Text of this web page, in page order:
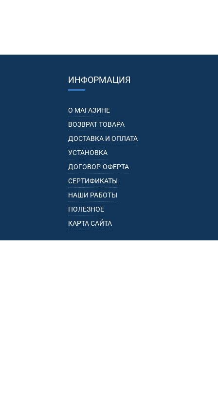
ИНФОРМАЦИЯ
О МАГАЗИНЕ
ВОЗВРАТ ТОВАРА
ДОСТАВКА И ОПЛАТА
УСТАНОВКА
ДОГОВОР-ОФЕРТА
СЕРТИФИКАТЫ
НАШИ РАБОТЫ
ПОЛЕЗНОЕ
КАРТА САЙТА